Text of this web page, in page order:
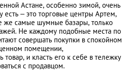
Астане, особенно зимой, очень
есть – это торговые центры Артем,
же самые шумные базары, только
Не каждому подобные места по
совершать покупки в спокойном
помещении,
товар, и класть его к себе в тележку
с продавцом.